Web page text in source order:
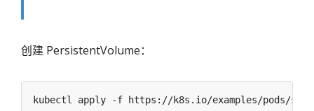
创建 PersistentVolume：